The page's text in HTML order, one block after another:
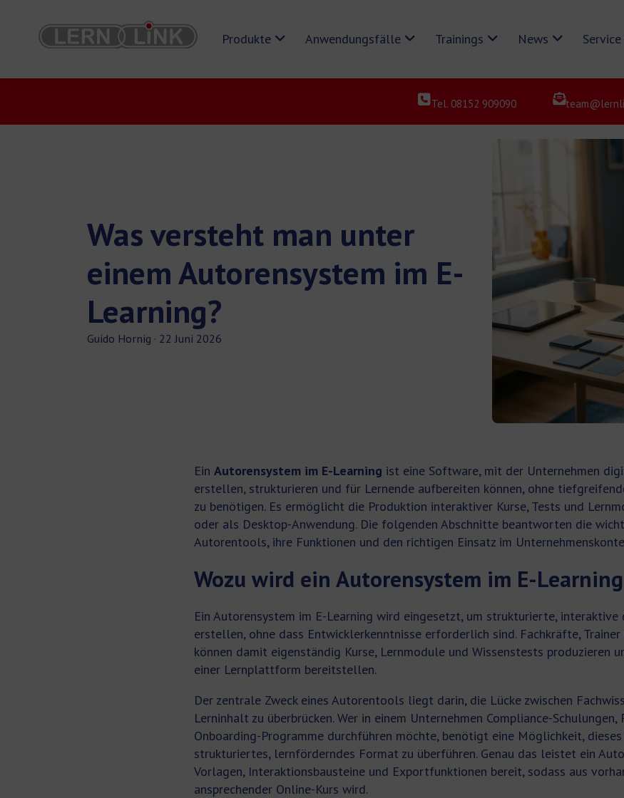
Produkte Anwendungsfälle Trainings News Service
Tel. 08152 909090
Was versteht man unter
einem Autorensystem im E-
Learning?
Guido Hornig · 22 Juni 2026
Ein Autorensystem im E-Learning ist eine Software, mit der Unternehmen
erstellen, strukturieren und für Lernende aufbereiten können, ohne
zu benötigen. Es ermöglicht die Produktion interaktiver Kurse, Tests und
oder als Desktop-Anwendung. Die folgenden Abschnitte beantworten die
Autorentools, ihre Funktionen und den richtigen Einsatz im
Wozu wird ein Autorensystem im E-
Ein Autorensystem im E-Learning wird eingesetzt, um strukturierte,
erstellen, ohne dass Entwicklerkenntnisse erforderlich sind. Fachkräfte,
können damit eigenständig Kurse, Lernmodule und Wissenstests produzieren
einer Lernplattform bereitstellen.
Der zentrale Zweck eines Autorentools liegt darin, die Lücke zwischen
Lerninhalt zu überbrücken. Wer in einem Unternehmen Compliance-
Onboarding-Programme durchführen möchte, benötigt eine Möglichkeit, dieses
strukturiertes, lernförderndes Format zu überführen. Genau das leistet ein
Vorlagen, Interaktionsbausteine und Exportfunktionen bereit, sodass aus
ansprechender Online-Kurs wird.